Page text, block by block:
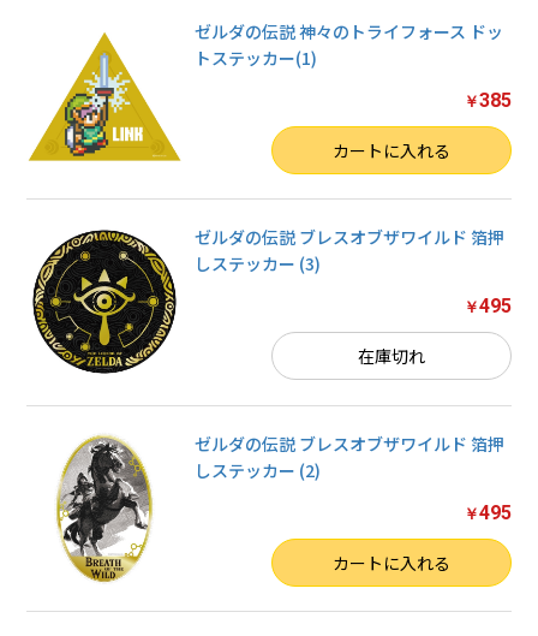
ゼルダの伝説 神々のトライフォース ドッ
トステッカー(1)
￥385
カートに入れる
ゼルダの伝説 ブレスオブザワイルド 箔押
しステッカー (3)
￥495
在庫切れ
ゼルダの伝説 ブレスオブザワイルド 箔押
しステッカー (2)
￥495
カートに入れる